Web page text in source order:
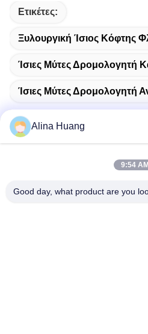
Ετικέτες:
Ξυλουργική Ίσιος Κόφτης
Ίσιες Μύτες Δρομολογητή
Ίσιες Μύτες Δρομολογητή
Γρήγορη επικοινωνία
Διεύθυνση
Alina Huang
9:54 AM
Good day, what product are you